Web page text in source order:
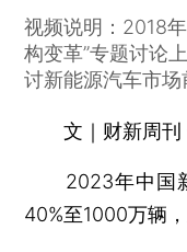
视频说明：2018
构变革”专题讨论
讨新能源汽车市场
文｜财新周刊
2023年中国新
40%至1000万辆